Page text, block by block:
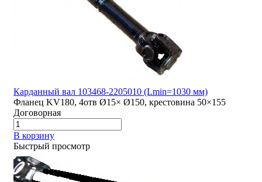
Карданный вал 103468-2205010 (Lmin=1030 мм)
Фланец KV180, 4отв Ø15× Ø150, крестовина 50×155
Договорная
В корзину
Быстрый просмотр